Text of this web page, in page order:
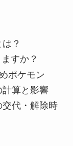
？
すか？
ポケモン
算と影響
代・解除時